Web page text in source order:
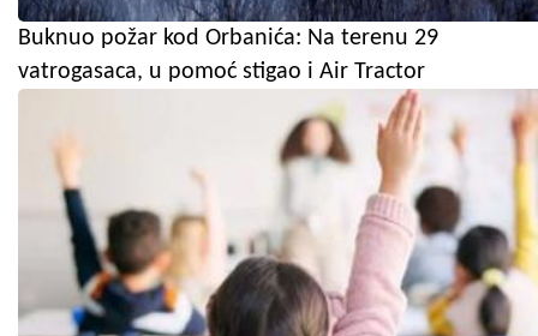
Buknuo požar kod Orbanića: Na terenu 29
vatrogasaca, u pomoć stigao i Air Tractor